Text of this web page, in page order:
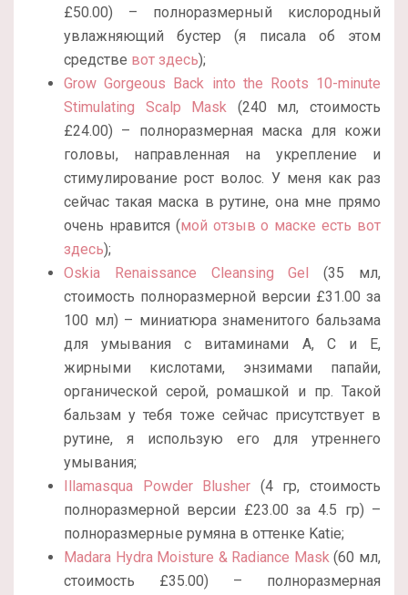
£50.00) – полноразмерный кислородный
увлажняющий бустер (я писала об этом
средстве вот здесь);
Grow Gorgeous Back into the Roots 10-minute
Stimulating Scalp Mask (240 мл, стоимость
£24.00) – полноразмерная маска для кожи
головы, направленная на укрепление и
стимулирование рост волос. У меня как раз
сейчас такая маска в рутине, она мне прямо
очень нравится (мой отзыв о маске есть вот
здесь);
Oskia Renaissance Cleansing Gel
(35 мл,
стоимость полноразмерной версии £31.00 за
100 мл) – миниатюра знаменитого бальзама
для умывания с витаминами А, С и Е,
жирными кислотами, энзимами папайи,
органической серой, ромашкой и пр. Такой
бальзам у тебя тоже сейчас присутствует в
рутине, я использую его для утреннего
умывания;
Illamasqua Powder Blusher (4 гр, стоимость
полноразмерной версии £23.00 за 4.5 гр) –
полноразмерные румяна в оттенке Katie;
Madara Hydra Moisture & Radiance Mask(60 мл,
стоимость £35.00) – полноразмерная